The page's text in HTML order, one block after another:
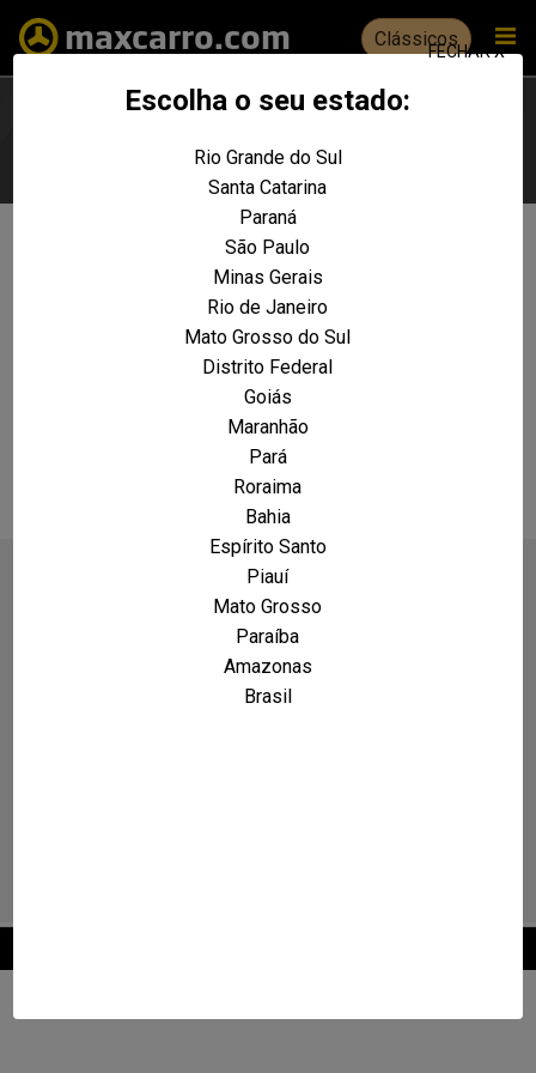
Escolha o seu estado:
FECHAR X
Rio Grande do Sul
Santa Catarina
Paraná
São Paulo
Minas Gerais
Rio de Janeiro
Mato Grosso do Sul
Distrito Federal
Goiás
Maranhão
Pará
Roraima
Bahia
Espírito Santo
Piauí
Mato Grosso
Paraíba
Amazonas
Brasil
Clássicos
Não foram encontrados resultados
para a sua pesquisa: JONNY
REALIZE UMA NOVA PESQUISA E TENTE ENCONTRAR O VEÍCULO QUE VOCÊ